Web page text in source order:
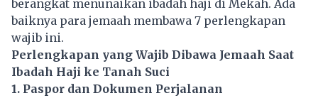
berangkat menunaikan ibadah haji di Mekah. Ada
baiknya para jemaah membawa 7 perlengkapan
wajib ini.
Perlengkapan yang Wajib Dibawa Jemaah Saat
Ibadah Haji ke Tanah Suci
1. Paspor dan Dokumen Perjalanan